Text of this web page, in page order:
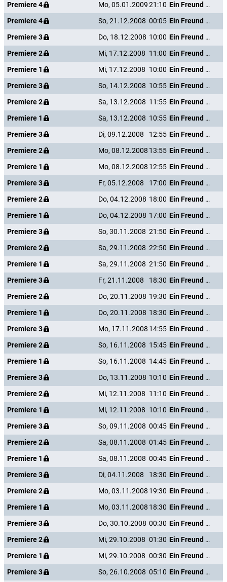
Premiere 4
Mo, 05.01.200921:10
Ein Freund von mir
Premiere 4
So, 21.12.2008 00:05
Ein Freund von mir
Premiere 3
Do, 18.12.2008 10:00
Ein Freund von mir
Premiere 2
Mi, 17.12.2008 11:00
Ein Freund von mir
Premiere 1
Mi, 17.12.2008 10:00
Ein Freund von mir
Premiere 3
So, 14.12.2008 10:55
Ein Freund von mir
Premiere 2
Sa, 13.12.2008 11:55
Ein Freund von mir
Premiere 1
Sa, 13.12.2008 10:55
Ein Freund von mir
Premiere 3
Di, 09.12.2008 12:55
Ein Freund von mir
Premiere 2
Mo, 08.12.2008 13:55
Ein Freund von mir
Premiere 1
Mo, 08.12.2008 12:55
Ein Freund von mir
Premiere 3
Fr, 05.12.2008 17:00
Ein Freund von mir
Premiere 2
Do, 04.12.2008 18:00
Ein Freund von mir
Premiere 1
Do, 04.12.2008 17:00
Ein Freund von mir
Premiere 3
So, 30.11.2008 21:50
Ein Freund von mir
Premiere 2
Sa, 29.11.2008 22:50
Ein Freund von mir
Premiere 1
Sa, 29.11.2008 21:50
Ein Freund von mir
Premiere 3
Fr, 21.11.2008 18:30
Ein Freund von mir
Premiere 2
Do, 20.11.2008 19:30
Ein Freund von mir
Premiere 1
Do, 20.11.2008 18:30
Ein Freund von mir
Premiere 3
Mo, 17.11.2008 14:55
Ein Freund von mir
Premiere 2
So, 16.11.2008 15:45
Ein Freund von mir
Premiere 1
So, 16.11.2008 14:45
Ein Freund von mir
Premiere 3
Do, 13.11.2008 10:10
Ein Freund von mir
Premiere 2
Mi, 12.11.2008 11:10
Ein Freund von mir
Premiere 1
Mi, 12.11.2008 10:10
Ein Freund von mir
Premiere 3
So, 09.11.2008 00:45
Ein Freund von mir
Premiere 2
Sa, 08.11.2008 01:45
Ein Freund von mir
Premiere 1
Sa, 08.11.2008 00:45
Ein Freund von mir
Premiere 3
Di, 04.11.2008 18:30
Ein Freund von mir
Premiere 2
Mo, 03.11.2008 19:30
Ein Freund von mir
Premiere 1
Mo, 03.11.2008 18:30
Ein Freund von mir
Premiere 3
Do, 30.10.2008 00:30
Ein Freund von mir
Premiere 2
Mi, 29.10.2008 01:30
Ein Freund von mir
Premiere 1
Mi, 29.10.2008 00:30
Ein Freund von mir
Premiere 3
So, 26.10.2008 05:10
Ein Freund von mir